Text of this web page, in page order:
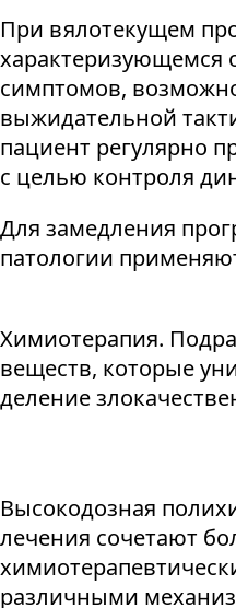
При вялотекущем
характеризующемся
симптомов,
выжидательной
пациент регулярно
с целью контроля
Для замедления
патологии
Химиотерапия.
веществ, которые
деление
Высокодозная
лечения сочетают
различными